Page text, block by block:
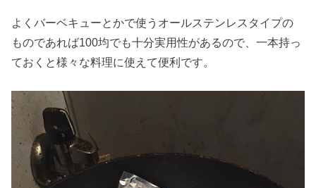
よくバーベキューとかで使うオールステンレスタイプの
ものであれば100均でも十分実用性があるので、一本持っ
ておくと様々な料理に使えて便利です。